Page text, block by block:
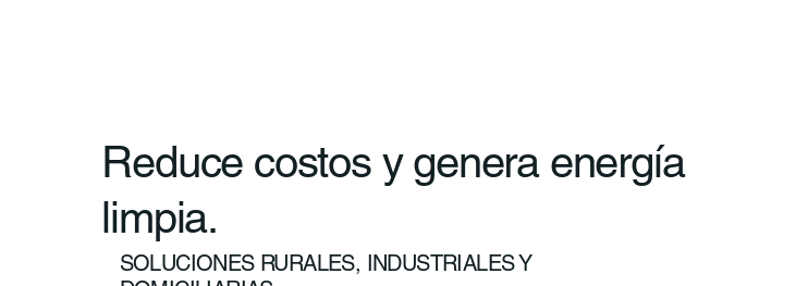
Reduce costos y genera energía
limpia.
SOLUCIONES RURALES, INDUSTRIALES Y